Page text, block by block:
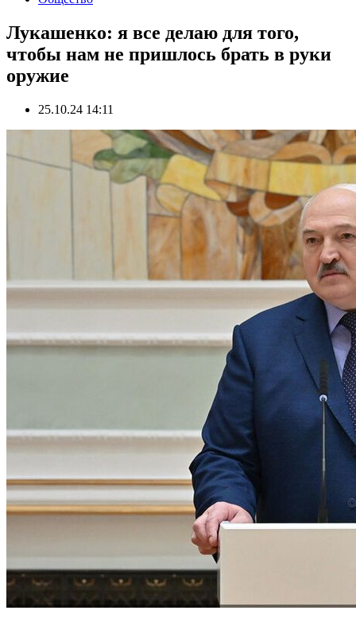
Лукашенко: я все делаю для того,
чтобы нам не пришлось брать в руки
оружие
25.10.24 14:11